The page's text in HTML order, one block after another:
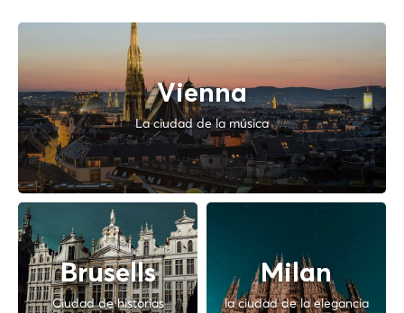
Vienna
La ciudad de la música
Brusells
Ciudad de historias
Milan
la ciudad de la elegancia